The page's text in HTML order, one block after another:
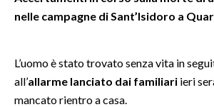
GOSSIP
SALUTE
nelle campagne di Sant’Isidoro a
L’uomo è stato trovato senza vita in
all’allarme lanciato dai familiari ieri
mancato rientro a casa.